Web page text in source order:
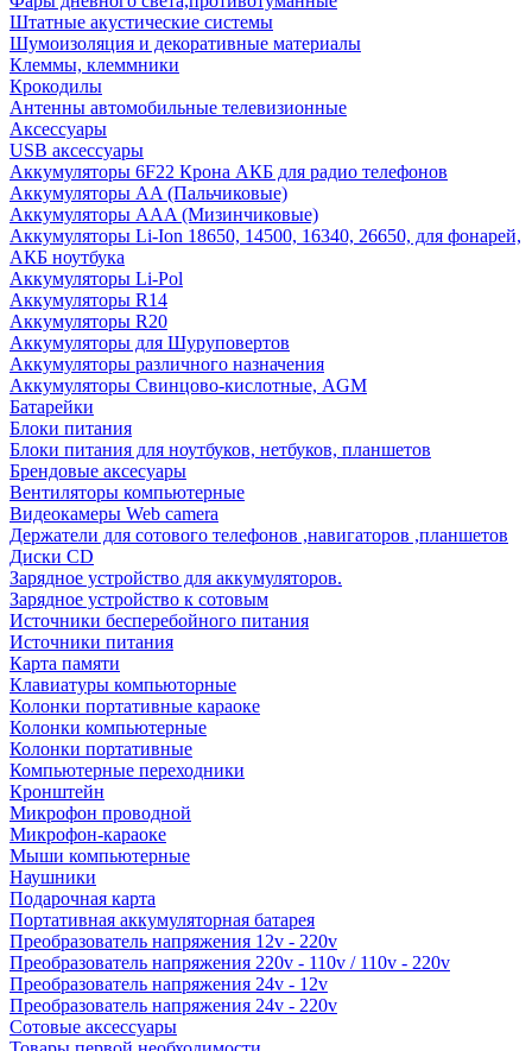
Штатные акустические системы
Шумоизоляция и декоративные материалы
Клеммы, клеммники
Крокодилы
Антенны автомобильные телевизионные
Аксессуары
USB аксессуары
Аккумуляторы 6F22 Крона АКБ для радио телефонов
Аккумуляторы AA (Пальчиковые)
Аккумуляторы AAA (Мизинчиковые)
Аккумуляторы Li-Ion 18650, 14500, 16340, 26650, для фонарей,
АКБ ноутбука
Аккумуляторы Li-Pol
Аккумуляторы R14
Аккумуляторы R20
Аккумуляторы для Шуруповертов
Аккумуляторы различного назначения
Аккумуляторы Свинцово-кислотные, AGM
Батарейки
Блоки питания
Блоки питания для ноутбуков, нетбуков, планшетов
Брендовые аксесуары
Вентиляторы компьютерные
Видеокамеры Web camera
Держатели для сотового телефонов ,навигаторов ,планшетов
Диски CD
Зарядное устройство для аккумуляторов.
Зарядное устройство к сотовым
Источники бесперебойного питания
Источники питания
Карта памяти
Клавиатуры компьюторные
Колонки портативные караоке
Колонки компьютерные
Колонки портативные
Компьютерные переходники
Кронштейн
Микрофон проводной
Микрофон-караоке
Мыши компьютерные
Наушники
Подарочная карта
Портативная аккумуляторная батарея
Преобразователь напряжения 12v - 220v
Преобразователь напряжения 220v - 110v / 110v - 220v
Преобразователь напряжения 24v - 12v
Преобразователь напряжения 24v - 220v
Сотовые аксессуары